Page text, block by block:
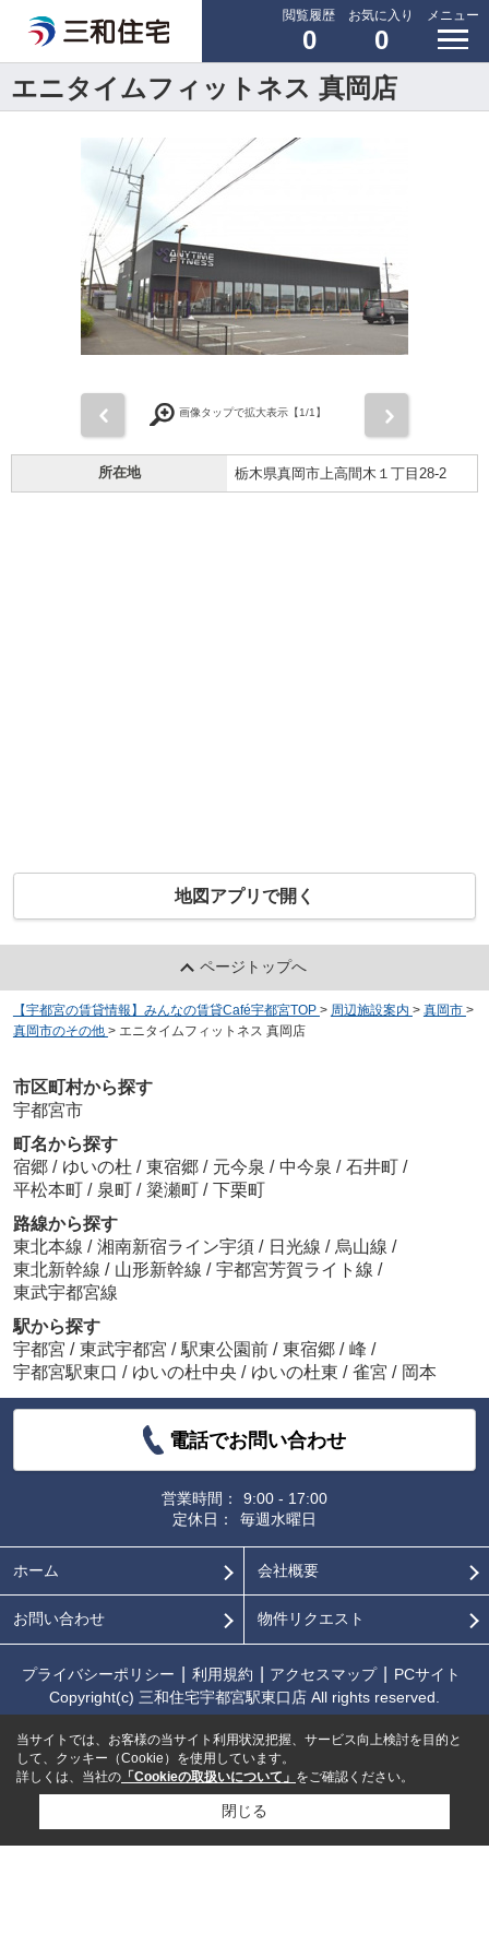
閲覧履歴
0
お気に入り
0
メニュー
エニタイムフィットネス 真岡店
画像タップで拡大表示【1/1】
所在地 栃木県真岡市上高間木１丁目28-2
地図アプリで開く
ページトップへ
【宇都宮の賃貸情報】みんなの賃貸Café宇都宮TOP > 周辺施設案内 > 真岡市 >
真岡市のその他 > エニタイムフィットネス 真岡店
市区町村から探す
宇都宮市
町名から探す
宿郷 / ゆいの杜 / 東宿郷 / 元今泉 / 中今泉 / 石井町 /
平松本町 / 泉町 / 簗瀬町 / 下栗町
路線から探す
東北本線 / 湘南新宿ライン宇須 / 日光線 / 烏山線 /
東北新幹線 / 山形新幹線 / 宇都宮芳賀ライト線 /
東武宇都宮線
駅から探す
宇都宮 / 東武宇都宮 / 駅東公園前 / 東宿郷 / 峰 /
宇都宮駅東口 / ゆいの杜中央 / ゆいの杜東 / 雀宮 / 岡本
電話でお問い合わせ
営業時間：
9:00 - 17:00
定休日：
毎週水曜日
ホーム 会社概要
お問い合わせ 物件リクエスト
プライバシーポリシー 利用規約 アクセスマップ
PCサイト
Copyright(c) 三和住宅宇都宮駅東口店 All rights reserved.
当サイトでは、お客様の当サイト利用状況把握、サービス向上検討を目的と
して、クッキー（Cookie）を使用しています。
詳しくは、当社の 「Cookieの取扱いについて」 をご確認ください。
閉じる